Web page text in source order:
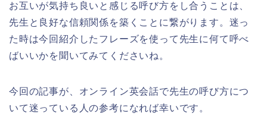
お互いが気持ち良いと感じる呼び方をし合うことは、
先生と良好な信頼関係を築くことに繋がります。迷っ
た時は今回紹介したフレーズを使って先生に何て呼べ
ばいいかを聞いてみてくださいね。
今回の記事が、オンライン英会話で先生の呼び方につ
いて迷っている人の参考になれば幸いです。